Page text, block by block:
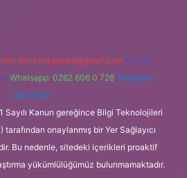
backlinkpaneli@gmail.com Teams:
Whatsapp: 0262 606 0 726 Telegram:
@karabul
Sayılı Kanun gereğince Bilgi Teknolojileri
onaylanmış bir Yer Sağlayıcı
Bu nedenle, sitedeki içerikleri proaktif
yükümlülüğümüz bulunmamaktadır.